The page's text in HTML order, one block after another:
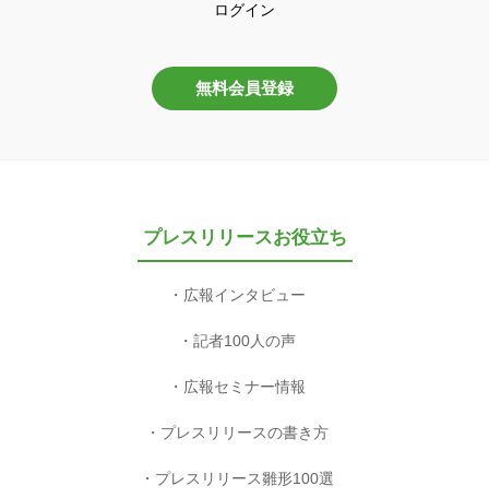
ログイン
無料会員登録
プレスリリースお役立ち
広報インタビュー
記者100人の声
広報セミナー情報
プレスリリースの書き方
プレスリリース雛形100選